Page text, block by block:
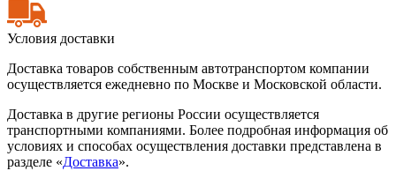
Условия доставки
Доставка товаров собственным автотранспортом компании
осуществляется ежедневно по Москве и Московской области.
Доставка в другие регионы России осуществляется
транспортными компаниями. Более подробная информация об
условиях и способах осуществления доставки представлена в
разделе «Доставка».